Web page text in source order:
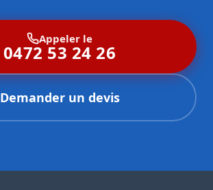
Appeler le
0472 53 24 26
Demander un devis